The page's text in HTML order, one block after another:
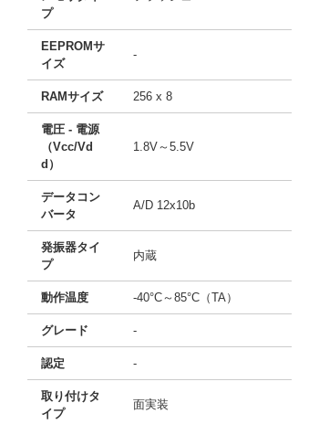
プ
EEPROMサ
イズ
-
RAMサイズ 256 x 8
電圧 - 電源
（Vcc/Vd
d）
1.8V～5.5V
データコン
バータ
A/D 12x10b
発振器タイ
プ
内蔵
動作温度 -40°C～85°C（TA）
グレード -
認定 -
取り付けタ
イプ
面実装